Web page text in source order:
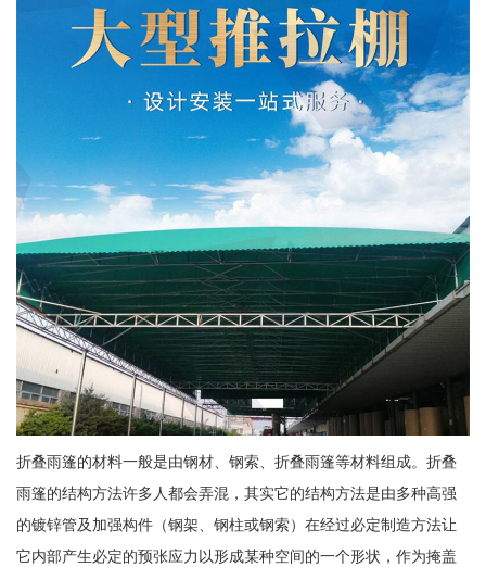
折叠雨篷的材料一般是由钢材、钢索、折叠雨篷等材料组成。折叠
雨篷的结构方法许多人都会弄混，其实它的结构方法是由多种高强
的镀锌管及加强构件（钢架、钢柱或钢索）在经过必定制造方法让
它内部产生必定的预张应力以形成某种空间的一个形状，作为掩盖